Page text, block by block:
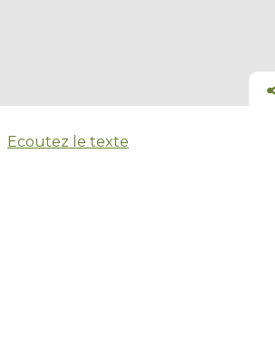
Ecoutez le texte